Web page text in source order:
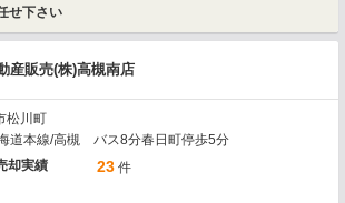
せ下さい
産販売(株)高槻南店
松川町
道本線/高槻 バス8分春日町停歩5分
却実績
23 件